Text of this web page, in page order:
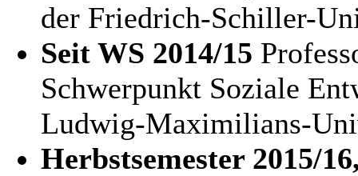
der Friedrich-Schiller-
Seit WS 2014/15
Schwerpunkt Soziale
Ludwig-Maximilians-
Herbstsemester 2015/